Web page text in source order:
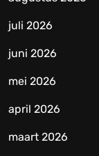
juli 2026
juni 2026
mei 2026
april 2026
maart 2026